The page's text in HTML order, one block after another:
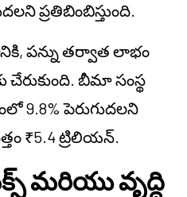
ప్రతిబింబిస్తుంది.
పన్ను తర్వాత లాభం
చేరుకుంది. బీమా సంస్థ
పెరుగుదలని
₹5.4 ట్రిలియన్.
మరియు వృద్ధి